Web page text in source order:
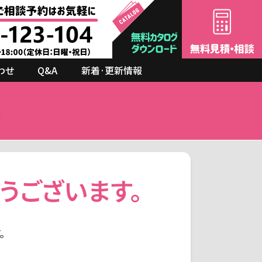
せ Q&A 新着·更新情報
ざいます。